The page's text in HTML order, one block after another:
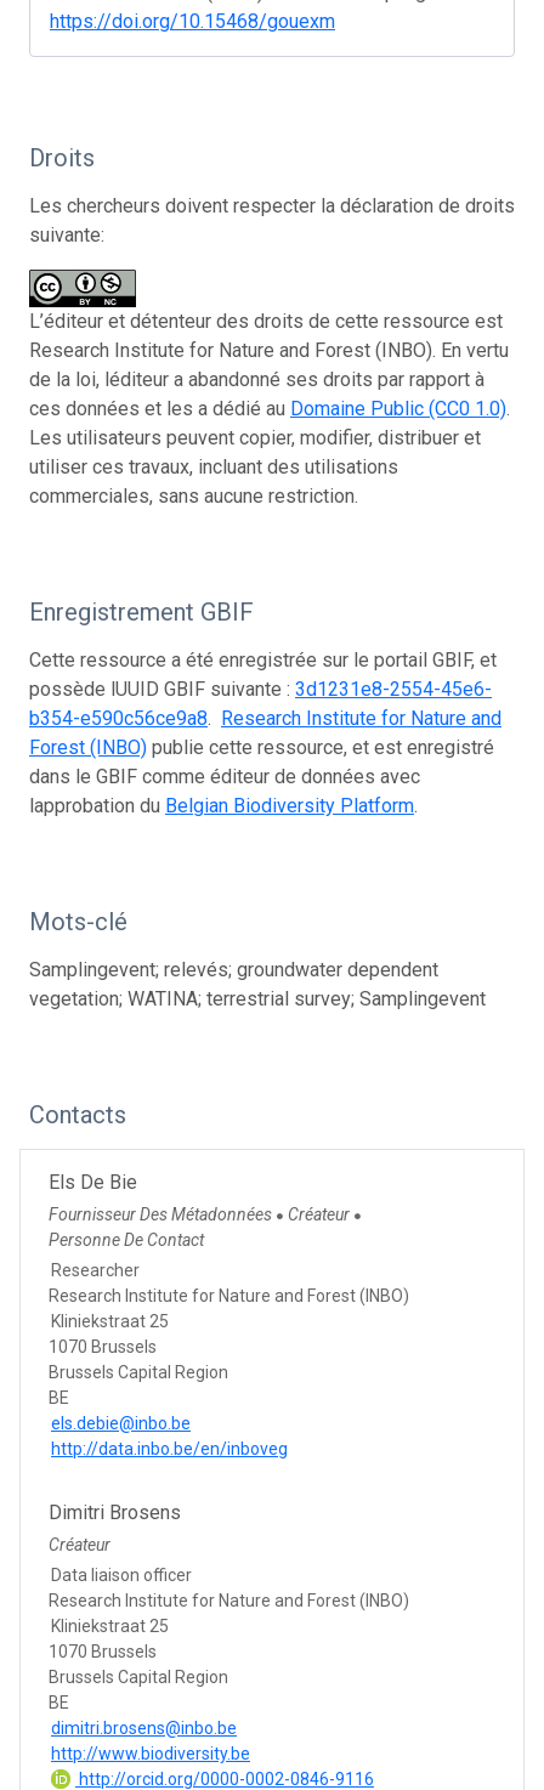
https://doi.org/10.15468/gouexm
Droits
Les chercheurs doivent respecter la déclaration de droits
suivante:
L’éditeur et détenteur des droits de cette ressource est
Research Institute for Nature and Forest (INBO). En vertu
de la loi, léditeur a abandonné ses droits par rapport à
ces données et les a dédié au Domaine Public (CC0 1.0).
Les utilisateurs peuvent copier, modifier, distribuer et
utiliser ces travaux, incluant des utilisations
commerciales, sans aucune restriction.
Enregistrement GBIF
Cette ressource a été enregistrée sur le portail GBIF, et
possède lUUID GBIF suivante : 3d1231e8-2554-45e6-
b354-e590c56ce9a8. Research Institute for Nature and
Forest (INBO) publie cette ressource, et est enregistré
dans le GBIF comme éditeur de données avec
lapprobation du Belgian Biodiversity Platform.
Mots-clé
Samplingevent; relevés; groundwater dependent
vegetation; WATINA; terrestrial survey; Samplingevent
Contacts
Els De Bie
Fournisseur Des Métadonnées ● Créateur ●
Personne De Contact
Researcher
Research Institute for Nature and Forest (INBO)
Kliniekstraat 25
1070 Brussels
Brussels Capital Region
BE
els.debie@inbo.be
http://data.inbo.be/en/inboveg
Dimitri Brosens
Créateur
Data liaison officer
Research Institute for Nature and Forest (INBO)
Kliniekstraat 25
1070 Brussels
Brussels Capital Region
BE
dimitri.brosens@inbo.be
http://www.biodiversity.be
http://orcid.org/0000-0002-0846-9116